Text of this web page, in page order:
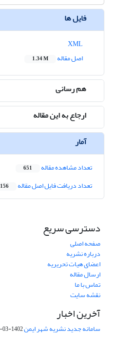
فایل ها
اصل مقاله
1.34 M
هم رسانی
ارجاع به این مقاله
آمار
تعداد مشاهده مقاله 651
تعداد دریافت فایل اصل مقاله 156
دسترسی سریع
صفحه اصلی
درباره نشریه
اعضای هیات تحریریه
ارسال مقاله
تماس با ما
نقشه سایت
آخرین اخبار
سامانه جدید نشریه شهر ایمن1402-03-27